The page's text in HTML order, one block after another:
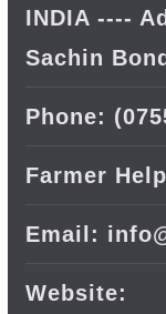
INDIA ----
Sachin
Phone:
Farmer
Email:
Website: